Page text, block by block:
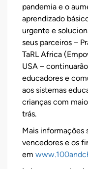
pandemia e o
aprendizado
urgente e
seus parceiros –
TaRL Africa
USA –
educadores e
aos sistemas
crianças com
trás.
Mais informações
vencedores e os
em